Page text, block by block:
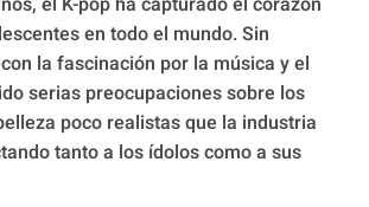
en todo el mundo. Sin
la fascinación por la música y el
serias preocupaciones sobre los
poco realistas que la industria
tanto a los ídolos como a sus